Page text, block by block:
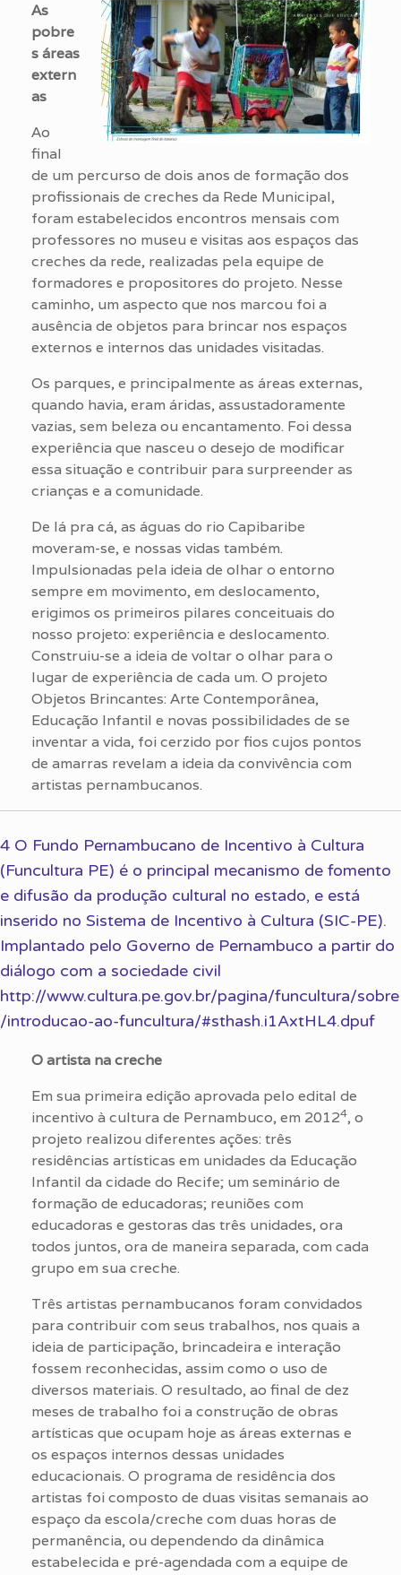
As
pobre
s áreas
extern
as
Ao
final
de um percurso de dois anos de formação dos
profissionais de creches da Rede Municipal,
foram estabelecidos encontros mensais com
professores no museu e visitas aos espaços das
creches da rede, realizadas pela equipe de
formadores e propositores do projeto. Nesse
caminho, um aspecto que nos marcou foi a
ausência de objetos para brincar nos espaços
externos e internos das unidades visitadas.
Os parques, e principalmente as áreas externas,
quando havia, eram áridas, assustadoramente
vazias, sem beleza ou encantamento. Foi dessa
experiência que nasceu o desejo de modificar
essa situação e contribuir para surpreender as
crianças e a comunidade.
De lá pra cá, as águas do rio Capibaribe
moveram-se, e nossas vidas também.
Impulsionadas pela ideia de olhar o entorno
sempre em movimento, em deslocamento,
erigimos os primeiros pilares conceituais do
nosso projeto: experiência e deslocamento.
Construiu-se a ideia de voltar o olhar para o
lugar de experiência de cada um. O projeto
Objetos Brincantes: Arte Contemporânea,
Educação Infantil e novas possibilidades de se
inventar a vida, foi cerzido por fios cujos pontos
de amarras revelam a ideia da convivência com
artistas pernambucanos.
4 O Fundo Pernambucano de Incentivo à Cultura
(Funcultura PE) é o principal mecanismo de fomento
e difusão da produção cultural no estado, e está
inserido no Sistema de Incentivo à Cultura (SIC-PE).
Implantado pelo Governo de Pernambuco a partir do
diálogo com a sociedade civil
http://www.cultura.pe.gov.br/pagina/funcultura/sobre
/introducao-ao-funcultura/#sthash.i1AxtHL4.dpuf
O artista na creche
Em sua primeira edição aprovada pelo edital de
incentivo à cultura de Pernambuco, em 20124, o
projeto realizou diferentes ações: três
residências artísticas em unidades da Educação
Infantil da cidade do Recife; um seminário de
formação de educadoras; reuniões com
educadoras e gestoras das três unidades, ora
todos juntos, ora de maneira separada, com cada
grupo em sua creche.
Três artistas pernambucanos foram convidados
para contribuir com seus trabalhos, nos quais a
ideia de participação, brincadeira e interação
fossem reconhecidas, assim como o uso de
diversos materiais. O resultado, ao final de dez
meses de trabalho foi a construção de obras
artísticas que ocupam hoje as áreas externas e
os espaços internos dessas unidades
educacionais. O programa de residência dos
artistas foi composto de duas visitas semanais ao
espaço da escola/creche com duas horas de
permanência, ou dependendo da dinâmica
estabelecida e pré-agendada com a equipe de